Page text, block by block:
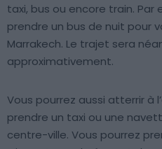
taxi, bus ou encore train. Par
prendre un bus de nuit pour
Marrakech. Le trajet sera
approximativement.
Vous pourrez aussi atterrir à
prendre un taxi ou une
centre-ville. Vous pourrez